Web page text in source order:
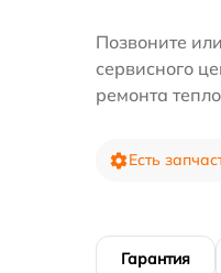
Позвоните
сервисного
ремонта
Есть
Гарантия